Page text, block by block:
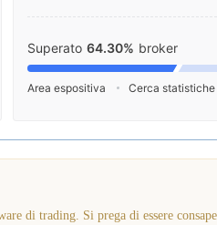
Superato 64.30% broker
Area espositiva Cerca statistiche